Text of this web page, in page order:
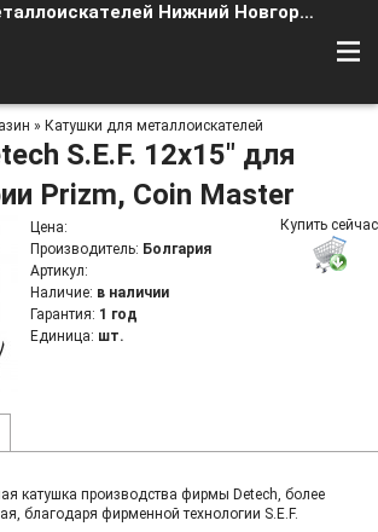
Магазин металлоискателей Нижний Новгород
» Катушки для металлоискателей
S.E.F. 12x15" для
Prizm, Coin Master
Цена:
Производитель: Болгария
Артикул:
Наличие: в наличии
Гарантия: 1 год
Единица: шт.
Купить сейчас
катушка производства фирмы Detech, более
благодаря фирменной технологии S.E.F.